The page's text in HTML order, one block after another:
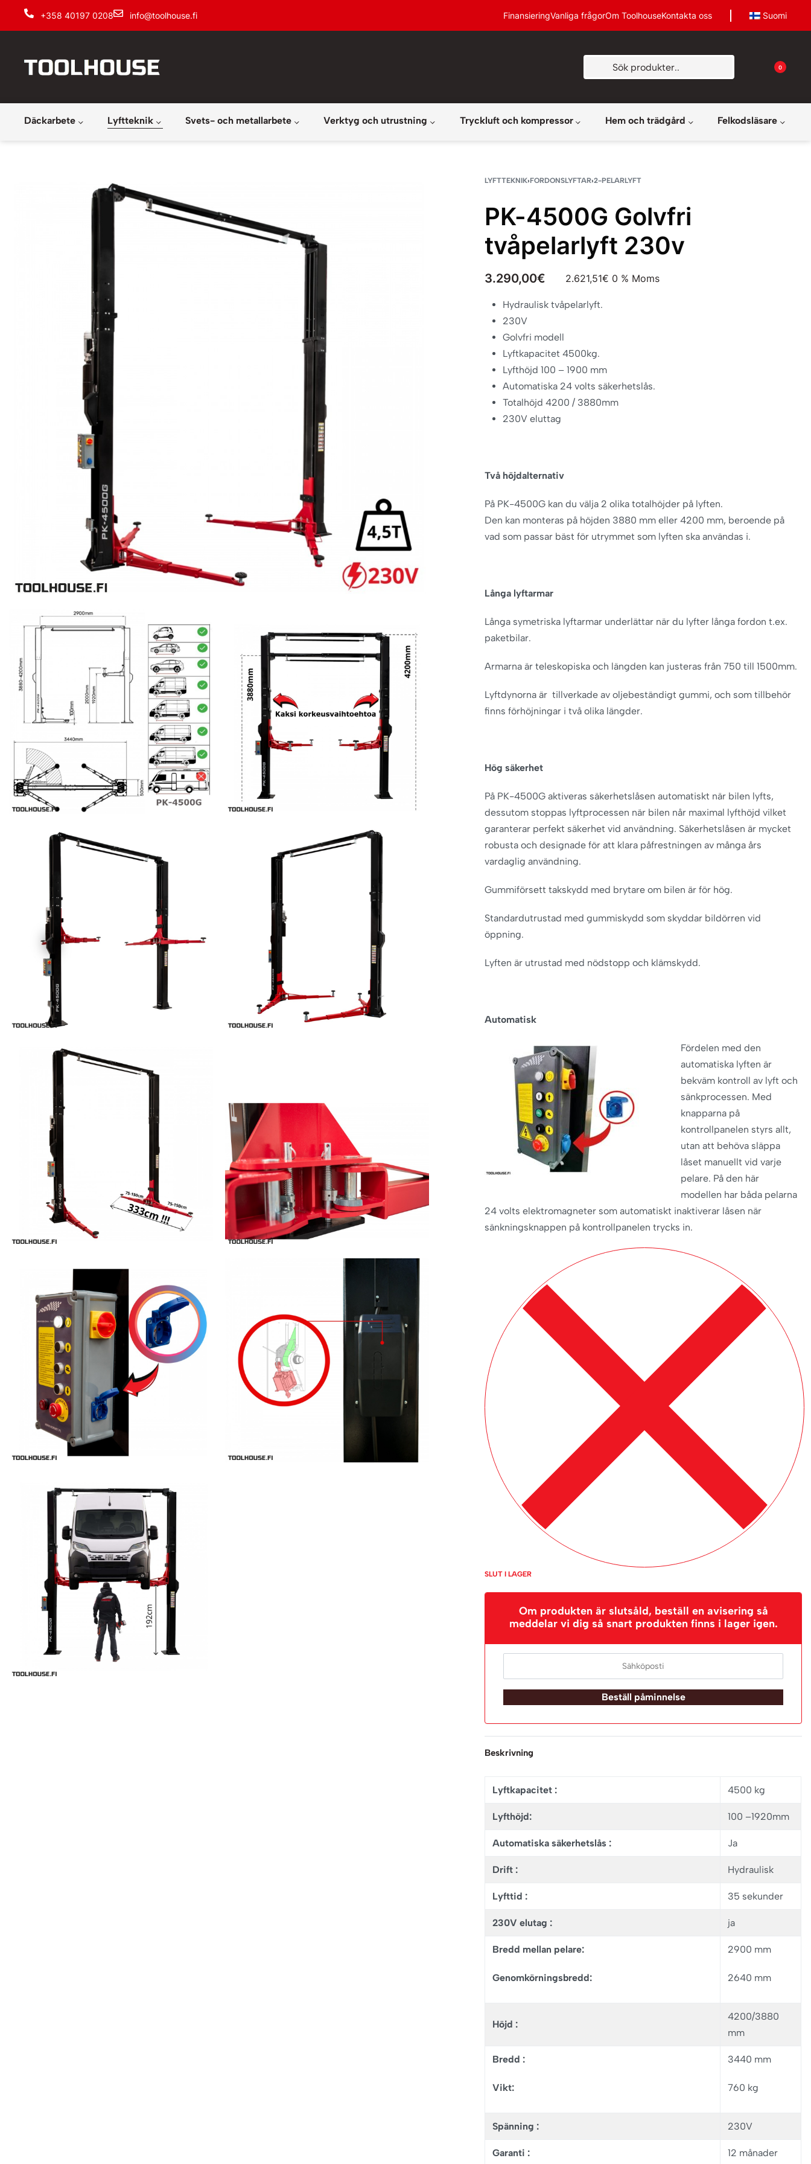
+358 40197 0208 info@toolhouse.fi FinansieringVanliga frågorOm ToolhouseKontakta oss Suomi
0
Däckarbete Lyftteknik Svets- och metallarbete Verktyg och utrustning Tryckluft och kompressor Hem och trädgård Felkodsläsare
LYFTTEKNIK›FORDONSLYFTAR›2-PELARLYFT
PK-4500G Golvfri
tvåpelarlyft 230v
3.290,00€ 2.621,51€ 0 % Moms
Hydraulisk tvåpelarlyft.
230V
Golvfri modell
Lyftkapacitet 4500kg.
Lyfthöjd 100 – 1900 mm
Automatiska 24 volts säkerhetslås.
Totalhöjd 4200 / 3880mm
230V eluttag
Två höjdalternativ
På PK-4500G kan du välja 2 olika totalhöjder på lyften.
Den kan monteras på höjden 3880 mm eller 4200 mm, beroende på
vad som passar bäst för utrymmet som lyften ska användas i.
Långa lyftarmar
Långa symetriska lyftarmar underlättar när du lyfter långa fordon t.ex.
paketbilar.
Armarna är teleskopiska och längden kan justeras från 750 till 1500mm.
Lyftdynorna är tillverkade av oljebeständigt gummi, och som tillbehör
finns förhöjningar i två olika längder.
Hög säkerhet
På PK-4500G aktiveras säkerhetslåsen automatiskt när bilen lyfts,
dessutom stoppas lyftprocessen när bilen når maximal lyfthöjd vilket
garanterar perfekt säkerhet vid användning. Säkerhetslåsen är mycket
robusta och designade för att klara påfrestningen av många års
vardaglig användning.
Gummiförsett takskydd med brytare om bilen är för hög.
Standardutrustad med gummiskydd som skyddar bildörren vid
öppning.
Lyften är utrustad med nödstopp och klämskydd.
Automatisk
Fördelen med den
automatiska lyften är
bekväm kontroll av lyft och
sänkprocessen. Med
knapparna på
kontrollpanelen styrs allt,
utan att behöva släppa
låset manuellt vid varje
pelare. På den här
modellen har båda pelarna
24 volts elektromagneter som automatiskt inaktiverar låsen när
sänkningsknappen på kontrollpanelen trycks in.
SLUT I LAGER
Om produkten är slutsåld, beställ en avisering så
meddelar vi dig så snart produkten finns i lager igen.
Beställ påminnelse
Beskrivning
Lyftkapacitet : 4500 kg
Lyfthöjd: 100 –1920mm
Automatiska säkerhetslås : Ja
Drift : Hydraulisk
Lyfttid : 35 sekunder
230V elutag : ja
Bredd mellan pelare:
Genomkörningsbredd:
2900 mm
2640 mm
Höjd :
4200/3880
mm
Bredd :
Vikt:
3440 mm
760 kg
Spänning : 230V
Garanti : 12 månader